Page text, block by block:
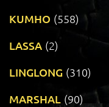
KUMHO (558)
LASSA (2)
LINGLONG (310)
MARSHAL (90)